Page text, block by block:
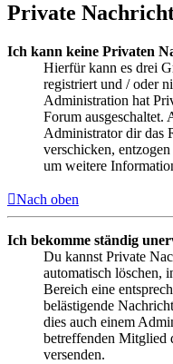
Private
Ich kann keine Privaten
Hierfür kann es drei
registriert und / oder
Administration hat
Forum ausgeschaltet.
Administrator dir das
verschicken,
um weitere
Nach oben
Ich bekomme ständig
Du kannst Private
automatisch löschen,
Bereich eine
belästigende
dies auch einem
betreffenden Mitglied
versenden.